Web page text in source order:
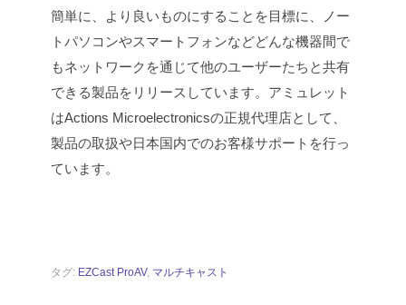
簡単に、より良いものにすることを目標に、ノー
トパソコンやスマートフォンなどどんな機器間で
もネットワークを通じて他のユーザーたちと共有
できる製品をリリースしています。 アミュレット
はActions Microelectronicsの正規代理店として、
製品の取扱や日本国内でのお客様サポートを行っ
ています。
タグ: EZCast ProAV, マルチキャスト